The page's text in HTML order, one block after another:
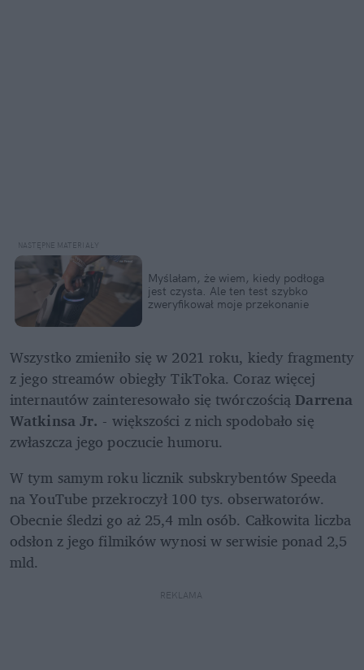
Myślałam, że wiem, kiedy podłoga
jest czysta. Ale ten test szybko
zweryfikował moje przekonanie
Wszystko zmieniło się w 2021 roku, kiedy fragmenty
z jego streamów obiegły TikToka. Coraz więcej
internautów zainteresowało się twórczością Darrena
Watkinsa Jr. - większości z nich spodobało się
zwłaszcza jego poczucie humoru.
W tym samym roku licznik subskrybentów Speeda
na YouTube przekroczył 100 tys. obserwatorów.
Obecnie śledzi go aż 25,4 mln osób. Całkowita liczba
odsłon z jego filmików wynosi w serwisie ponad 2,5
mld.
REKLAMA